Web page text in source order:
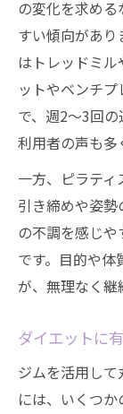
の変化を求め
すい傾向があ
はトレッドミ
ットやベンチ
で、週2〜3回
利用者の声も多
一方、ピラテ
引き締めや姿
の不調を感じ
です。目的や体
が、無理なく継
ダイエットに
ジムを活用し
には、いくつか